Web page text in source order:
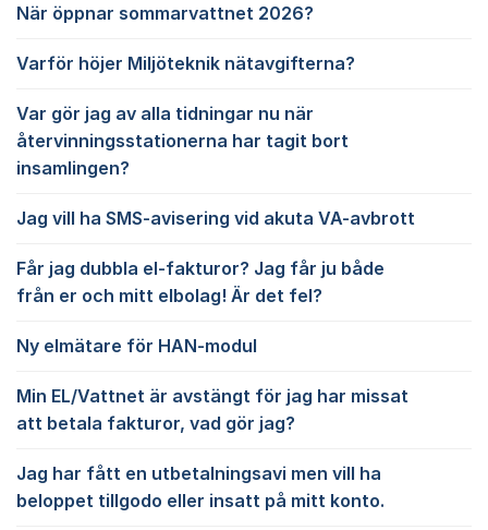
När öppnar sommarvattnet 2026?
Varför höjer Miljöteknik nätavgifterna?
Var gör jag av alla tidningar nu när
återvinningsstationerna har tagit bort
insamlingen?
Jag vill ha SMS-avisering vid akuta VA-avbrott
Får jag dubbla el-fakturor? Jag får ju både
från er och mitt elbolag! Är det fel?
Ny elmätare för HAN-modul
Min EL/Vattnet är avstängt för jag har missat
att betala fakturor, vad gör jag?
Jag har fått en utbetalningsavi men vill ha
beloppet tillgodo eller insatt på mitt konto.